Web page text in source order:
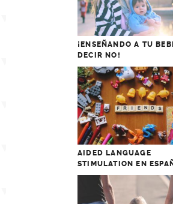
¡ENSEÑANDO A TU
DECIR NO!
AIDED LANGUAGE
STIMULATION EN